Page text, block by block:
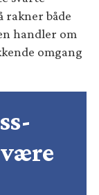
rakner både
handler om
omgang